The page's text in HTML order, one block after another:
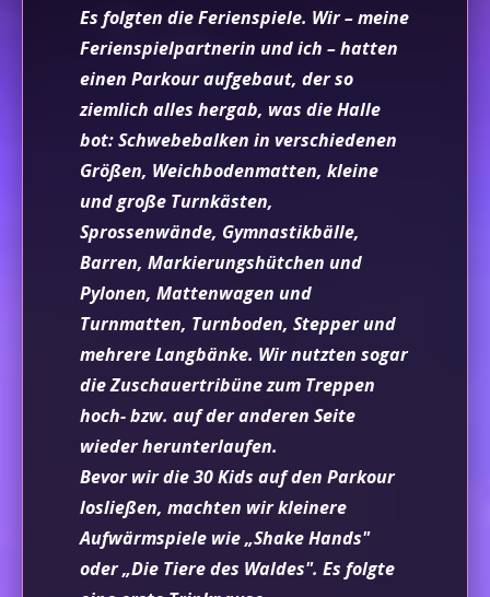
Es folgten die Ferienspiele. Wir – meine
Ferienspielpartnerin und ich – hatten
einen Parkour aufgebaut, der so
ziemlich alles hergab, was die Halle
bot: Schwebebalken in verschiedenen
Größen, Weichbodenmatten, kleine
und große Turnkästen,
Sprossenwände, Gymnastikbälle,
Barren, Markierungshütchen und
Pylonen, Mattenwagen und
Turnmatten, Turnboden, Stepper und
mehrere Langbänke. Wir nutzten sogar
die Zuschauertribüne zum Treppen
hoch- bzw. auf der anderen Seite
wieder herunterlaufen.
Bevor wir die 30 Kids auf den Parkour
losließen, machten wir kleinere
Aufwärmspiele wie „Shake Hands"
oder „Die Tiere des Waldes". Es folgte